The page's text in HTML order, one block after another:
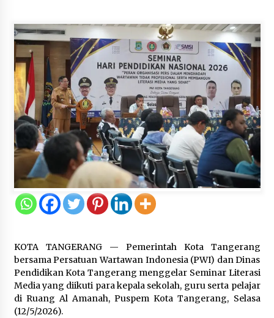
NTT, Ahmad Ali: Karya dan
Pengabdiannya Masih Dirasakan
Masyarakat
5 Agustus 2026
Respons Cepat Aduan Warga, Wali
Kota Serang Bantu Bedah Rumah
Roboh Korban Bencana, Salurkan
Bantuan Rp30 Juta
5 Agustus 2026
Wali Kota Serang Budi Rustandi
Berikan Penghargaan kepada
5 Agustus 2026
Polres Cilegon Gelar Apel
Kesiapsiagaan Hadapi Ancaman
KOTA TANGERANG — Pemerintah Kota Tangerang
bersama Persatuan Wartawan Indonesia (PWI) dan Dinas
Pendidikan Kota Tangerang menggelar Seminar Literasi
Media yang diikuti para kepala sekolah, guru serta pelajar
di Ruang Al Amanah, Puspem Kota Tangerang, Selasa
(12/5/2026).